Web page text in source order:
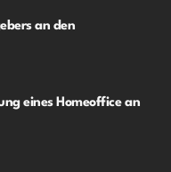
an den
eines Homeoffice an